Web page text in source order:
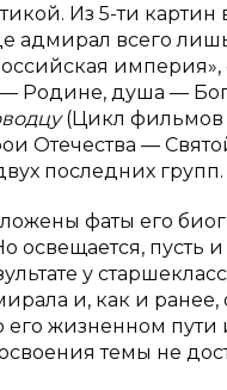
Из 5-ти
адмирал всего
Родине, душа —
(Цикл фильмов
Отечества —
последних групп.
фаты его
пусть
у
и, как и ранее,
его жизненном
темы не